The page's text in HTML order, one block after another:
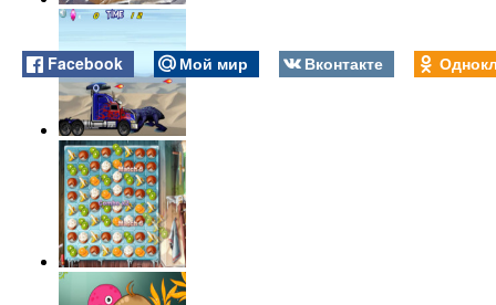
Facebook Мой мир Вконтакте